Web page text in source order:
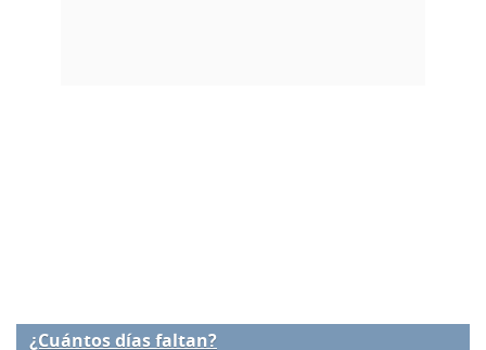
¿Cuántos días faltan?